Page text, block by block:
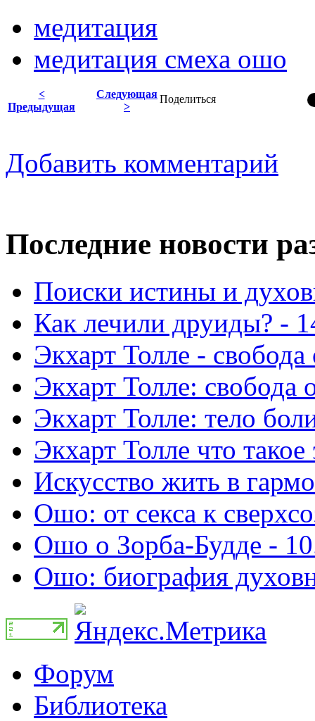
медитация
медитация смеха ошо
Поделиться
<
Предыдущая
Следующая
>
Добавить комментарий
Последние новости
Поиски истины и
Как лечили друиды? -
Экхарт Толле -
Экхарт Толле: свобода
Экхарт Толле: тело
Экхарт Толле что
Искусство жить в
Ошо: от секса к
Ошо о Зорба-Будде -
Ошо: биография
Форум
Библиотека